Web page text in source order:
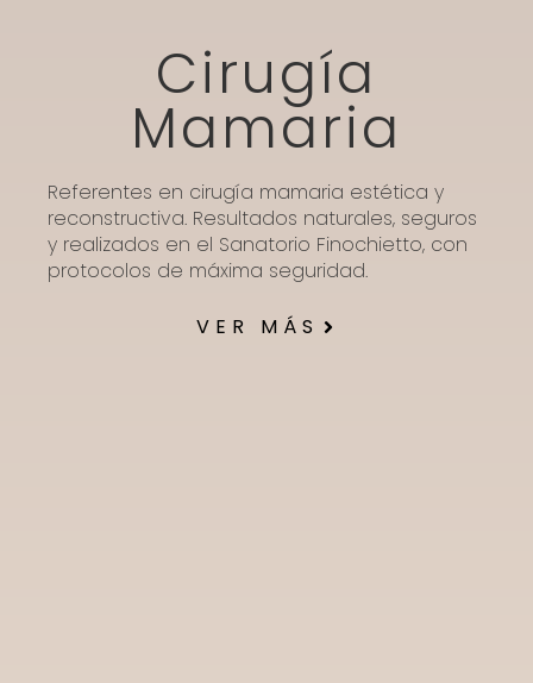
Cirugía
Mamaria
Referentes en cirugía mamaria estética y
reconstructiva. Resultados naturales, seguros
y realizados en el Sanatorio Finochietto, con
protocolos de máxima seguridad.
VER MÁS